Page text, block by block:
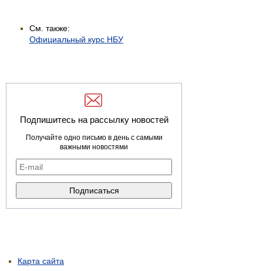
См. также:
Официальный курс НБУ
Подпишитесь на рассылку новостей
Получайте одно письмо в день с самыми
важными новостями
Карта сайта